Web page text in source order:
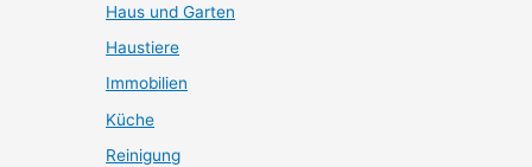
Haus und Garten
Haustiere
Immobilien
Küche
Reinigung